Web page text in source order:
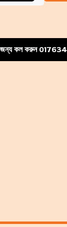
জন্য কল করুন